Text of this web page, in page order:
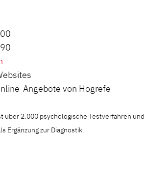
Angebote von Hogrefe
über 2.000 psychologische Testverfahren und
Ergänzung zur Diagnostik.